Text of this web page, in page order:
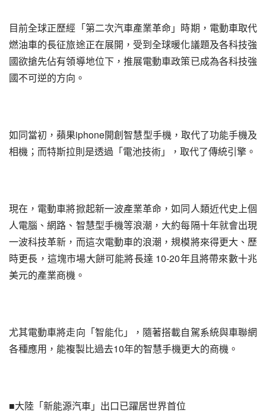
目前全球正歷經「第二次汽車產業革命」時期，電動車取代
燃油車的長征旅途正在展開，受到全球暖化議題及各科技強
國欲搶先佔有領導地位下，推展電動車政策已成為各科技強
國不可逆的方向。
如同當初，蘋果iphone開創智慧型手機，取代了功能手機及
相機；而特斯拉則是透過「電池技術」，取代了傳統引擎。
現在，電動車將掀起新一波產業革命，如同人類近代史上個
人電腦、網路、智慧型手機等浪潮，大約每隔十年就會出現
一波科技革新，而這次電動車的浪潮，規模將來得更大、歷
時更長，這塊市場大餅可能將長達 10-20年且將帶來數十兆
美元的產業商機。
尤其電動車將走向「智能化」，隨著搭載自駕系統與車聯網
各種應用，能複製比過去10年的智慧手機更大的商機。
■大陸「新能源汽車」出口已躍居世界首位